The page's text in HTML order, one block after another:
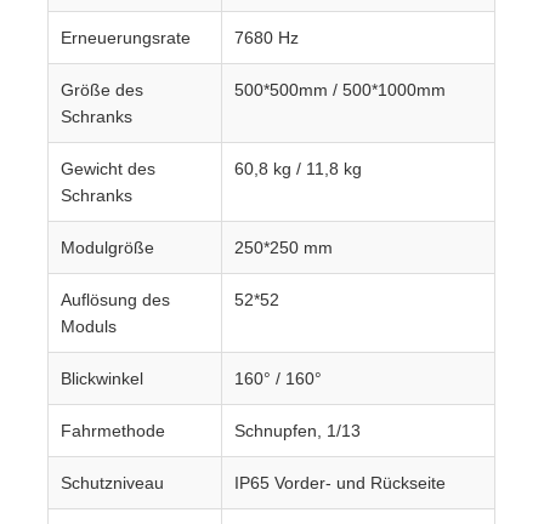
Erneuerungsrate 7680 Hz
Größe des
Schranks
500*500mm / 500*1000mm
Gewicht des
Schranks
60,8 kg / 11,8 kg
Modulgröße 250*250 mm
Auflösung des
Moduls
52*52
Blickwinkel 160° / 160°
Fahrmethode Schnupfen, 1/13
Schutzniveau IP65 Vorder- und Rückseite